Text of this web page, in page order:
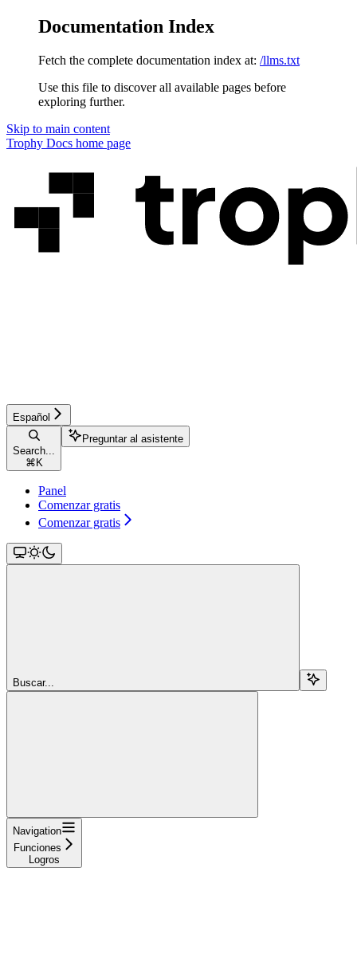
Documentation Index
Fetch the complete documentation index at: /llms.txt
Use this file to discover all available pages before
exploring further.
Skip to main content
Trophy Docs home page
Español
Search...
⌘ K
Preguntar al asistente
Panel
Comenzar gratis
Comenzar gratis
Buscar...
Navigation
Funciones
Logros